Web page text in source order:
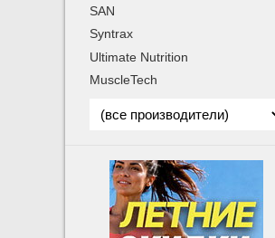
SAN
Syntrax
Ultimate Nutrition
MuscleTech